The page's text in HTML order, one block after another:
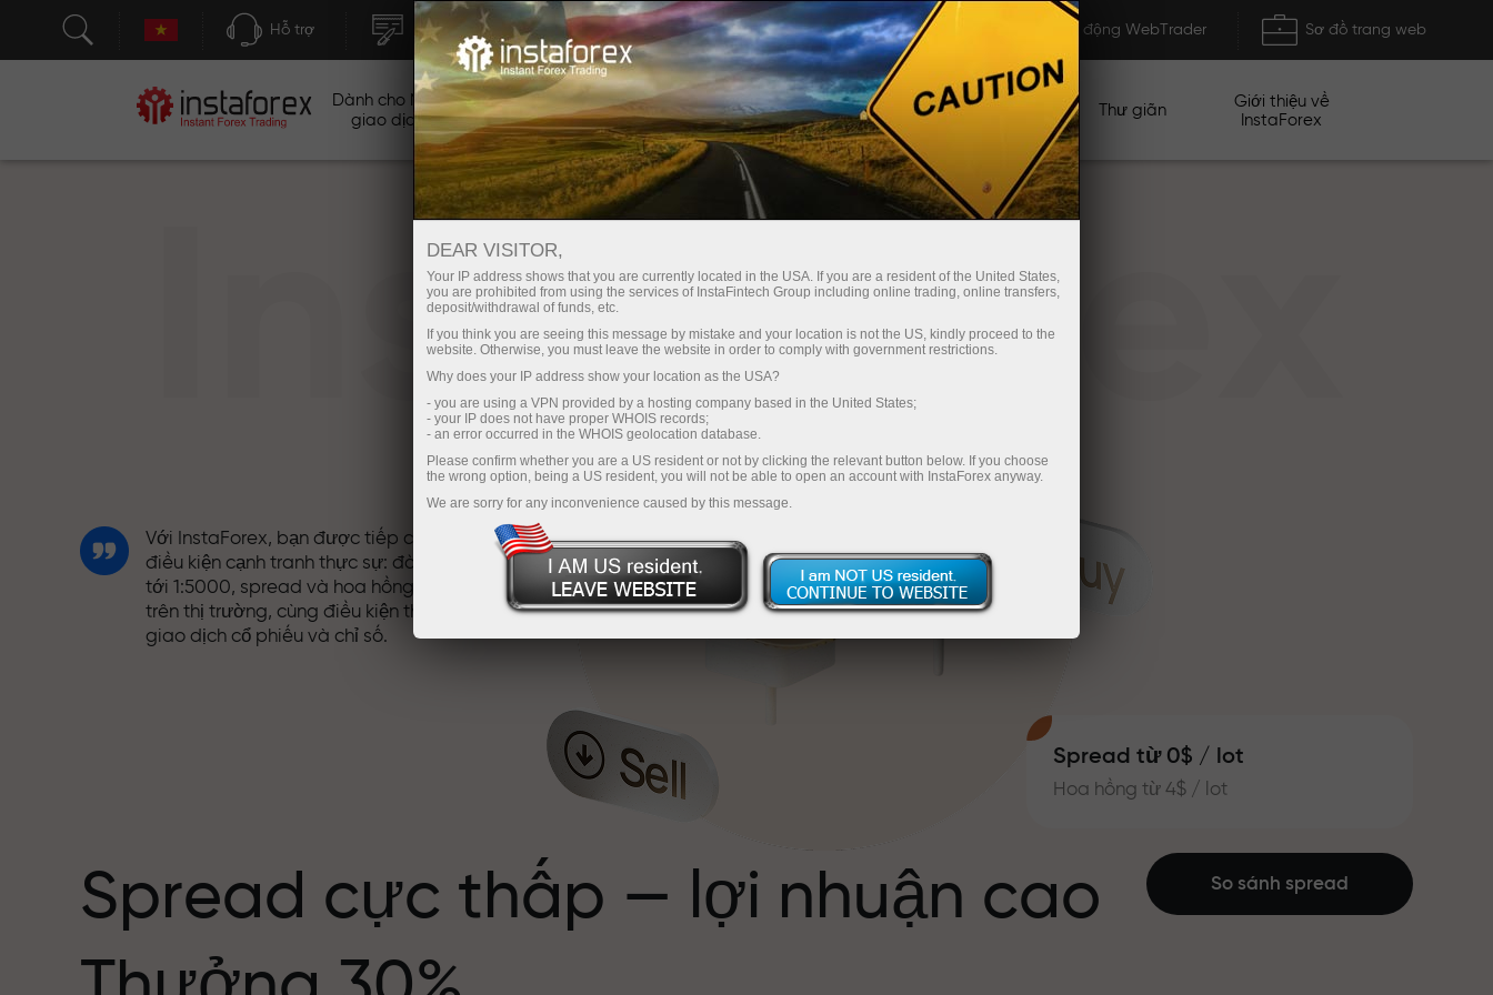
Hỗ trợ Mở tài khoản ngay lập tức Tải nền tảng giao dịch Metatrader Khởi động WebTrader Sơ đồ trang web
Dành cho Nhà
giao dịch
Cho người mới
bắt đầu
Dành cho nhà
đầu tư
Dành cho đối tác Các chiến dịch Thư giãn
Giới thiệu về
InstaForex
InstaForex
Spread từ 0$ / lot
Hoa hồng từ 4$ / lot
Với InstaForex, bạn được tiếp cận những
điều kiện cạnh tranh thực sự: đòn bẩy lên
tới 1:5000, spread và hoa hồng tốt nhất
trên thị trường, cùng điều kiện thuận lợi để
giao dịch cổ phiếu và chỉ số.
dịch có cùng giá trị. Aleš Loprais mang
tinh thần quyết tâm và kỷ luật vào thế giới
Spread cực thấp — lợi nhuận cao
So sánh spread
DEAR VISITOR,
Your IP address shows that you are currently located in the USA. If you are a resident of the United States,
you are prohibited from using the services of InstaFintech Group including online trading, online transfers,
deposit/withdrawal of funds, etc.
If you think you are seeing this message by mistake and your location is not the US, kindly proceed to the
website. Otherwise, you must leave the website in order to comply with government restrictions.
Why does your IP address show your location as the USA?
- you are using a VPN provided by a hosting company based in the United States;
- your IP does not have proper WHOIS records;
- an error occurred in the WHOIS geolocation database.
Please confirm whether you are a US resident or not by clicking the relevant button below. If you choose
the wrong option, being a US resident, you will not be able to open an account with InstaForex anyway.
We are sorry for any inconvenience caused by this message.